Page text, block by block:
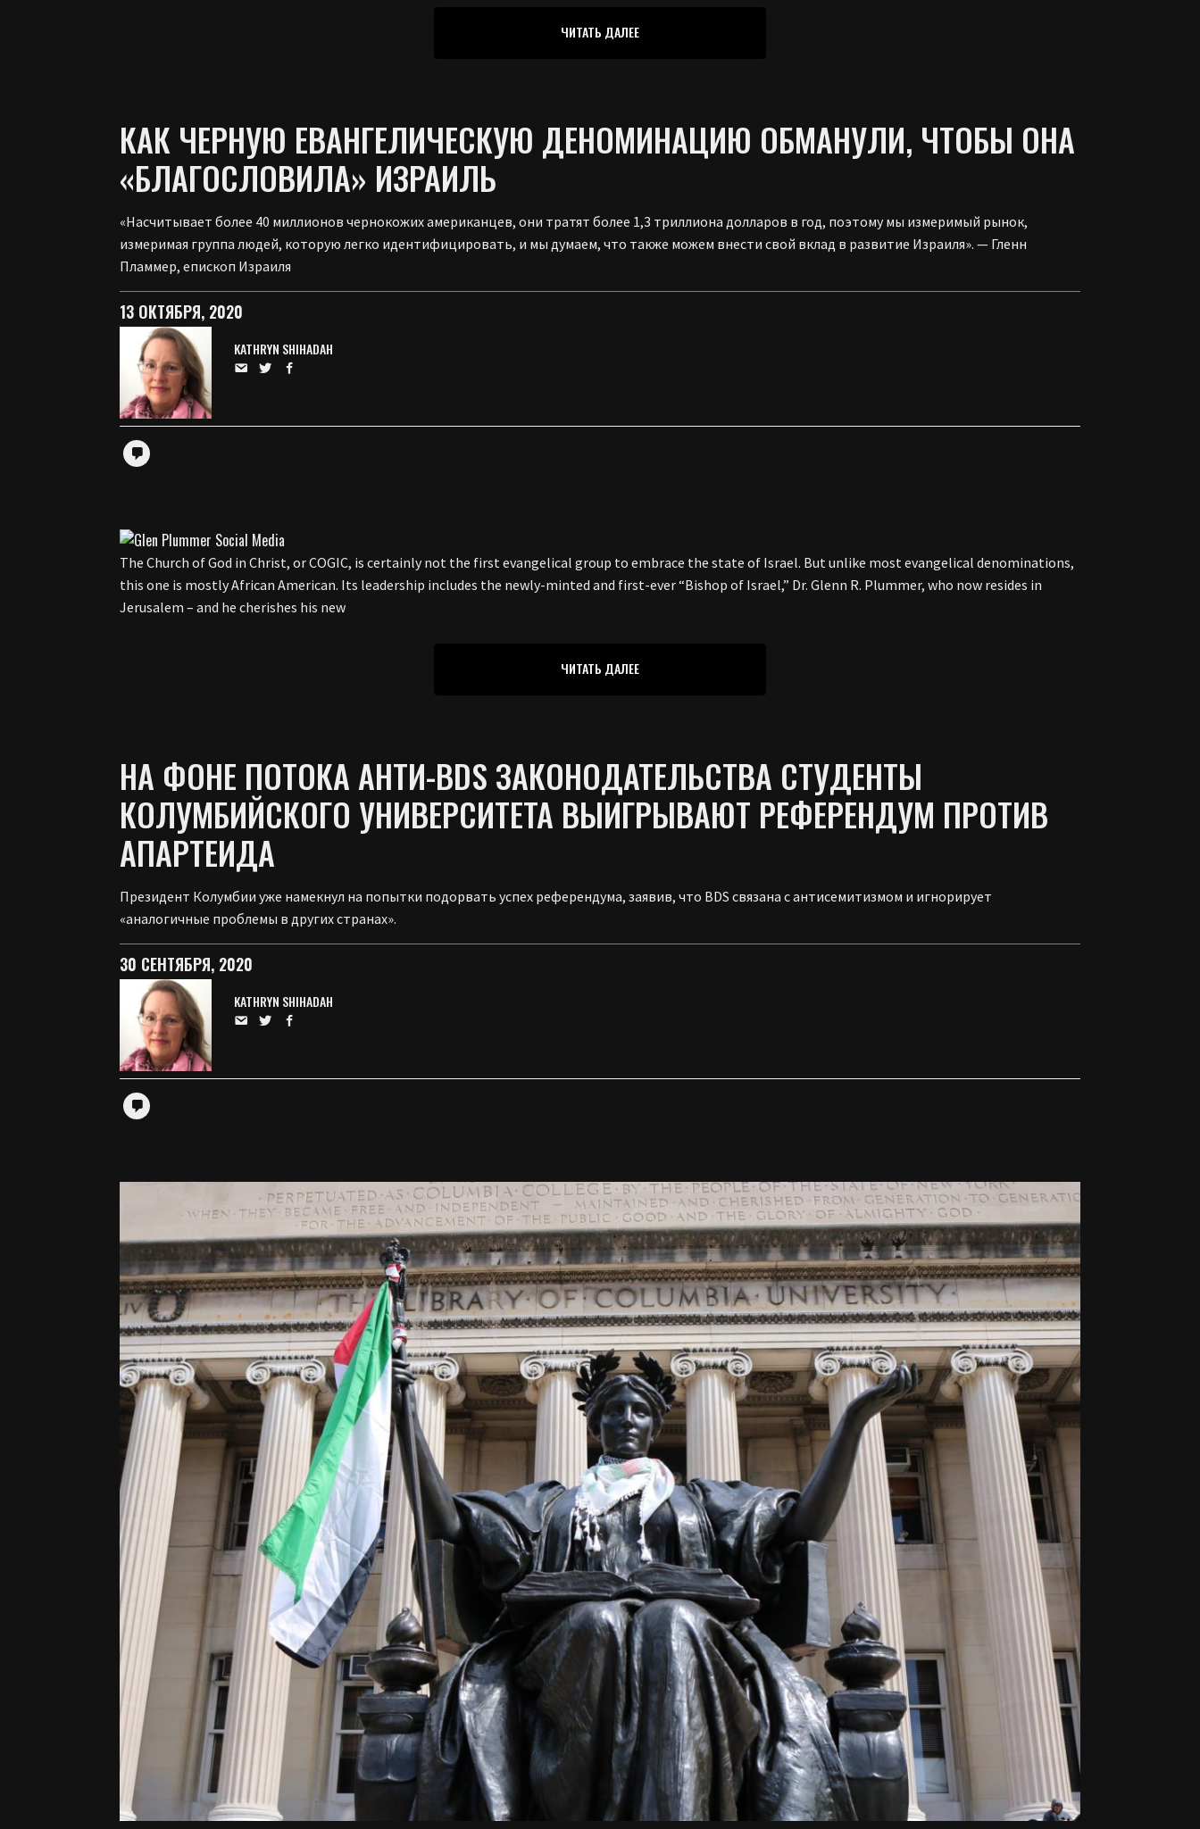
ЧИТАТЬ ДАЛЕЕ
КАК ЧЕРНУЮ ЕВАНГЕЛИЧЕСКУЮ ДЕНОМИНАЦИЮ ОБМАНУЛИ, ЧТОБЫ ОНА
«БЛАГОСЛОВИЛА» ИЗРАИЛЬ
«Насчитывает более 40 миллионов чернокожих американцев, они тратят более 1,3 триллиона долларов в год, поэтому мы измеримый рынок,
измеримая группа людей, которую легко идентифицировать, и мы думаем, что также можем внести свой вклад в развитие Израиля». — Гленн
Пламмер, епископ Израиля
13 ОКТЯБРЯ, 2020
KATHRYN SHIHADAH
The Church of God in Christ, or COGIC, is certainly not the first evangelical group to embrace the state of Israel. But unlike most evangelical denominations,
this one is mostly African American. Its leadership includes the newly-minted and first-ever “Bishop of Israel,” Dr. Glenn R. Plummer, who now resides in
Jerusalem – and he cherishes his new
ЧИТАТЬ ДАЛЕЕ
НА ФОНЕ ПОТОКА АНТИ-BDS ЗАКОНОДАТЕЛЬСТВА СТУДЕНТЫ
КОЛУМБИЙСКОГО УНИВЕРСИТЕТА ВЫИГРЫВАЮТ РЕФЕРЕНДУМ ПРОТИВ
АПАРТЕИДА
Президент Колумбии уже намекнул на попытки подорвать успех референдума, заявив, что BDS связана с антисемитизмом и игнорирует
«аналогичные проблемы в других странах».
30 СЕНТЯБРЯ, 2020
KATHRYN SHIHADAH